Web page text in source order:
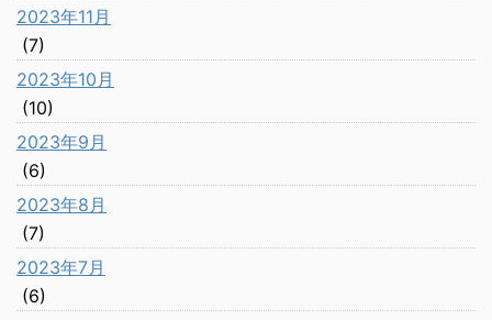
2023年11月
(7)
2023年10月
(10)
2023年9月
(6)
2023年8月
(7)
2023年7月
(6)